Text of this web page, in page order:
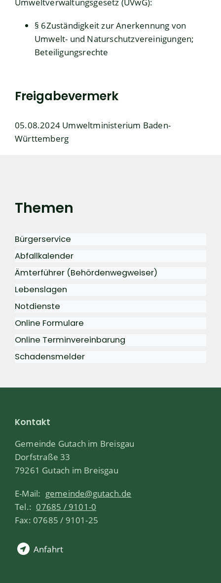
Umweltverwaltungsgesetz (UVwG):
§ 6Zuständigkeit zur Anerkennung von
Umwelt- und Naturschutzvereinigungen;
Beteiligungsrechte
Freigabevermerk
05.08.2024 Umweltministerium Baden-
Württemberg
Themen
Bürgerservice
Abfallkalender
Ämterführer (Behördenwegweiser)
Lebenslagen
Notdienste
Online Formulare
Online Terminvereinbarung
Schadensmelder
Kontakt
Gemeinde Gutach im Breisgau
Dorfstraße 33
79261 Gutach im Breisgau
E-Mail: gemeinde@gutach.de
Tel.: 07685 / 9101-0
Fax: 07685 / 9101-25
Anfahrt